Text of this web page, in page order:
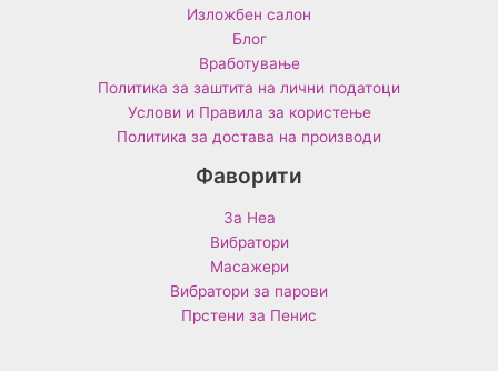
Изложбен салон
Блог
Вработување
Политика за заштита на лични податоци
Услови и Правила за користење
Политика за достава на производи
Фаворити
За Неа
Вибратори
Масажери
Вибратори за парови
Прстени за Пенис